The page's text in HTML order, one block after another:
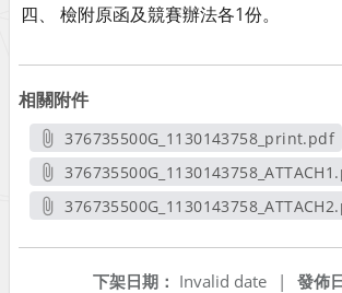
四、 檢附原函及競賽辦法各1份。
相關附件
376735500G_1130143758_print.pdf
另開新視窗
另開新視窗
發佈
下架日期： Invalid date
|